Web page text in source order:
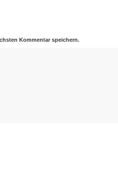
Kommentar speichern.